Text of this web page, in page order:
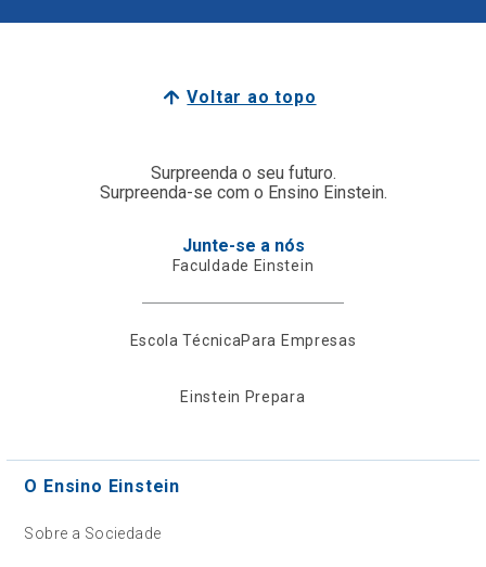
Voltar ao topo
Surpreenda o seu futuro.
Surpreenda-se com o Ensino Einstein.
Junte-se a nós
Faculdade Einstein
Escola TécnicaPara Empresas
Einstein Prepara
O Ensino Einstein
Sobre a Sociedade